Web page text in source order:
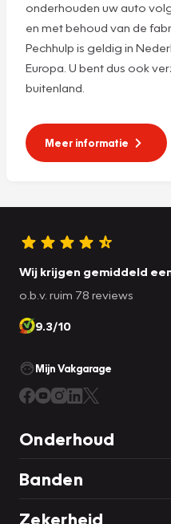
onderhouden uw auto
en met behoud van de
Pechhulp is geldig in
Europa. U bent dus ook
buitenland.
Meer informatie
Wij krijgen gemiddeld
o.b.v. ruim 78 reviews
9.3/10
Mijn Vakgarage
Onderhoud
Banden
Zekerheid